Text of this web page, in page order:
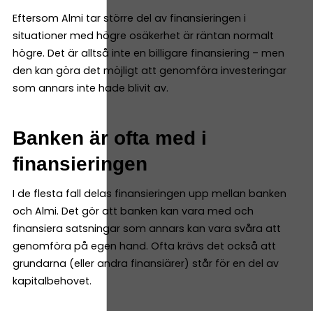
Eftersom Almi tar större del av finansieringen i
situationer med högre osäkerhet är räntan normalt
högre. Det är alltså inte en billigare finansiering – men
den kan göra det möjligt att genomföra investeringar
som annars inte hade blivit av.
Banken är ofta med i
finansieringen
I de flesta fall delas finansieringen upp mellan banken
och Almi. Det gör att banken kan vara med och
finansiera satsningar som annars kan vara svåra att
genomföra på egen hand. Ofta krävs det också att
grundarna (eller andra finansiärer) står för en del av
kapitalbehovet.